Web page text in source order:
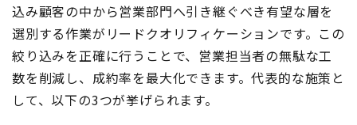
込み顧客の中から営業部門へ引き継ぐべき有望な層を
選別する作業がリードクオリフィケーションです。この
絞り込みを正確に行うことで、営業担当者の無駄な工
数を削減し、成約率を最大化できます。代表的な施策と
して、以下の3つが挙げられます。